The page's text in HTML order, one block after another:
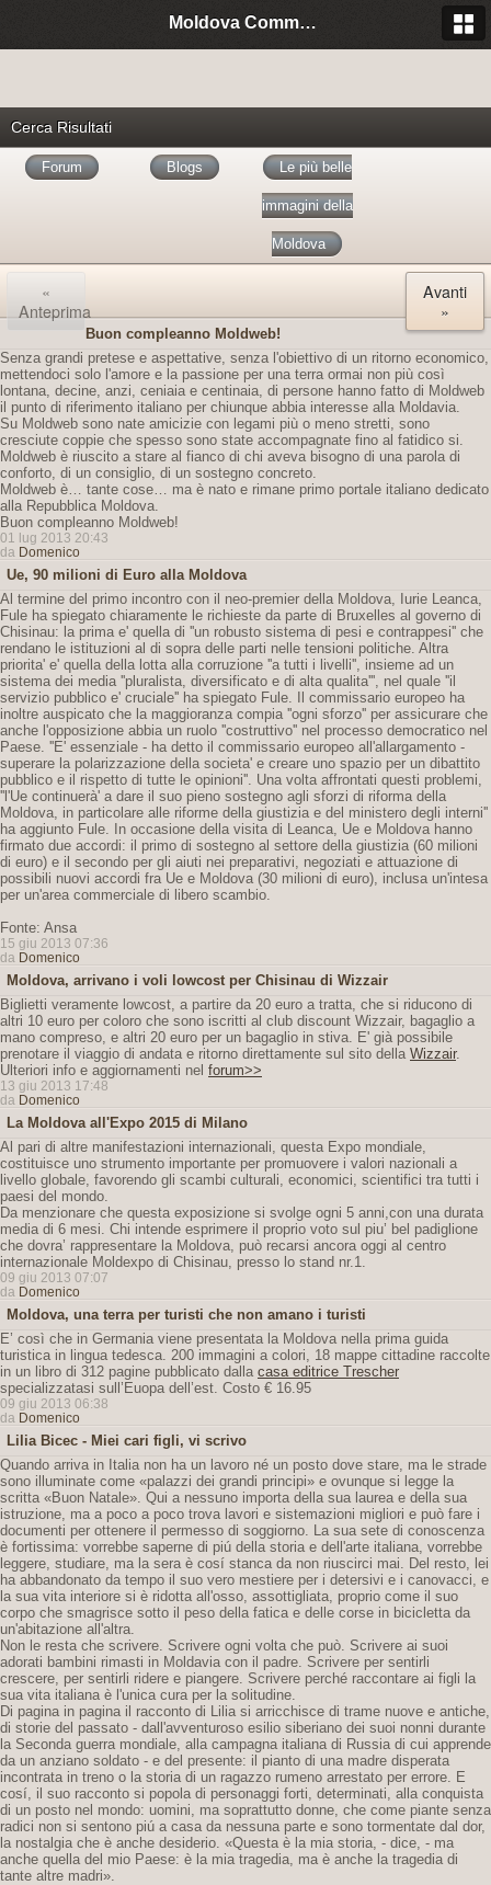
Moldova Community Italia
Cerca Risultati
Forum Blogs Le più belle
immagini della
Moldova
«
Anteprima
Avanti
»
Buon compleanno Moldweb!
Senza grandi pretese e aspettative, senza l'obiettivo di un ritorno economico,
mettendoci solo l'amore e la passione per una terra ormai non più così
lontana, decine, anzi, ceniaia e centinaia, di persone hanno fatto di Moldweb
il punto di riferimento italiano per chiunque abbia interesse alla Moldavia.
Su Moldweb sono nate amicizie con legami più o meno stretti, sono
cresciute coppie che spesso sono state accompagnate fino al fatidico si.
Moldweb è riuscito a stare al fianco di chi aveva bisogno di una parola di
conforto, di un consiglio, di un sostegno concreto.
Moldweb è… tante cose… ma è nato e rimane primo portale italiano dedicato
alla Repubblica Moldova.
Buon compleanno Moldweb!
01 lug 2013 20:43
da Domenico
Ue, 90 milioni di Euro alla Moldova
Al termine del primo incontro con il neo-premier della Moldova, Iurie Leanca,
Fule ha spiegato chiaramente le richieste da parte di Bruxelles al governo di
Chisinau: la prima e' quella di ''un robusto sistema di pesi e contrappesi'' che
rendano le istituzioni al di sopra delle parti nelle tensioni politiche. Altra
priorita' e' quella della lotta alla corruzione ''a tutti i livelli'', insieme ad un
sistema dei media ''pluralista, diversificato e di alta qualita''', nel quale ''il
servizio pubblico e' cruciale'' ha spiegato Fule. Il commissario europeo ha
inoltre auspicato che la maggioranza compia ''ogni sforzo'' per assicurare che
anche l'opposizione abbia un ruolo ''costruttivo'' nel processo democratico nel
Paese. ''E' essenziale - ha detto il commissario europeo all'allargamento -
superare la polarizzazione della societa' e creare uno spazio per un dibattito
pubblico e il rispetto di tutte le opinioni''. Una volta affrontati questi problemi,
''l'Ue continuerà' a dare il suo pieno sostegno agli sforzi di riforma della
Moldova, in particolare alle riforme della giustizia e del ministero degli interni''
ha aggiunto Fule. In occasione della visita di Leanca, Ue e Moldova hanno
firmato due accordi: il primo di sostegno al settore della giustizia (60 milioni
di euro) e il secondo per gli aiuti nei preparativi, negoziati e attuazione di
possibili nuovi accordi fra Ue e Moldova (30 milioni di euro), inclusa un'intesa
per un'area commerciale di libero scambio.
Fonte: Ansa
15 giu 2013 07:36
da Domenico
Moldova, arrivano i voli lowcost per Chisinau di Wizzair
Biglietti veramente lowcost, a partire da 20 euro a tratta, che si riducono di
altri 10 euro per coloro che sono iscritti al club discount Wizzair, bagaglio a
mano compreso, e altri 20 euro per un bagaglio in stiva. E' già possibile
prenotare il viaggio di andata e ritorno direttamente sul sito della Wizzair.
Ulteriori info e aggiornamenti nel forum>>
13 giu 2013 17:48
da Domenico
La Moldova all'Expo 2015 di Milano
Al pari di altre manifestazioni internazionali, questa Expo mondiale,
costituisce uno strumento importante per promuovere i valori nazionali a
livello globale, favorendo gli scambi culturali, economici, scientifici tra tutti i
paesi del mondo.
Da menzionare che questa exposizione si svolge ogni 5 anni,con una durata
media di 6 mesi. Chi intende esprimere il proprio voto sul piu’ bel padiglione
che dovra’ rappresentare la Moldova, può recarsi ancora oggi al centro
internazionale Moldexpo di Chisinau, presso lo stand nr.1.
09 giu 2013 07:07
da Domenico
Moldova, una terra per turisti che non amano i turisti
E’ così che in Germania viene presentata la Moldova nella prima guida
turistica in lingua tedesca. 200 immagini a colori, 18 mappe cittadine raccolte
in un libro di 312 pagine pubblicato dalla casa editrice Trescher
specializzatasi sull’Euopa dell’est. Costo € 16.95
09 giu 2013 06:38
da Domenico
Lilia Bicec - Miei cari figli, vi scrivo
Quando arriva in Italia non ha un lavoro né un posto dove stare, ma le strade
sono illuminate come «palazzi dei grandi principi» e ovunque si legge la
scritta «Buon Natale». Qui a nessuno importa della sua laurea e della sua
istruzione, ma a poco a poco trova lavori e sistemazioni migliori e può fare i
documenti per ottenere il permesso di soggiorno. La sua sete di conoscenza
è fortissima: vorrebbe saperne di piú della storia e dell'arte italiana, vorrebbe
leggere, studiare, ma la sera è cosí stanca da non riuscirci mai. Del resto, lei
ha abbandonato da tempo il suo vero mestiere per i detersivi e i canovacci, e
la sua vita interiore si è ridotta all'osso, assottigliata, proprio come il suo
corpo che smagrisce sotto il peso della fatica e delle corse in bicicletta da
un'abitazione all'altra.
Non le resta che scrivere. Scrivere ogni volta che può. Scrivere ai suoi
adorati bambini rimasti in Moldavia con il padre. Scrivere per sentirli
crescere, per sentirli ridere e piangere. Scrivere perché raccontare ai figli la
sua vita italiana è l'unica cura per la solitudine.
Di pagina in pagina il racconto di Lilia si arricchisce di trame nuove e antiche,
di storie del passato - dall'avventuroso esilio siberiano dei suoi nonni durante
la Seconda guerra mondiale, alla campagna italiana di Russia di cui apprende
da un anziano soldato - e del presente: il pianto di una madre disperata
incontrata in treno o la storia di un ragazzo rumeno arrestato per errore. E
cosí, il suo racconto si popola di personaggi forti, determinati, alla conquista
di un posto nel mondo: uomini, ma soprattutto donne, che come piante senza
radici non si sentono piú a casa da nessuna parte e sono tormentate dal dor,
la nostalgia che è anche desiderio. «Questa è la mia storia, - dice, - ma
anche quella del mio Paese: è la mia tragedia, ma è anche la tragedia di
tante altre madri».